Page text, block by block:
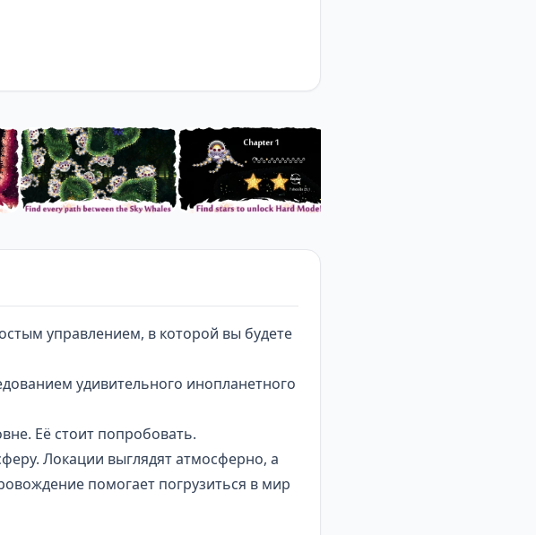
управлением, в которой вы будете
удивительного инопланетного
Её стоит попробовать.
Локации выглядят атмосферно, а
помогает погрузиться в мир